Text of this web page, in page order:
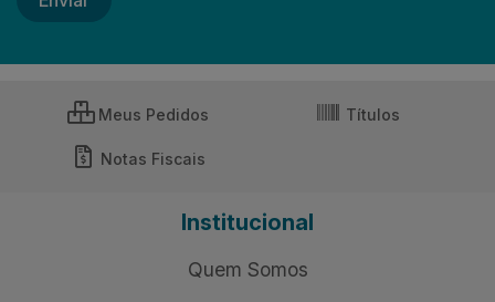
Meus Pedidos Títulos
Notas Fiscais
Institucional
Quem Somos